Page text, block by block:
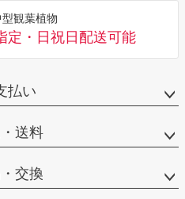
観葉植物
定・日祝日配送可能
払い
送料
交換